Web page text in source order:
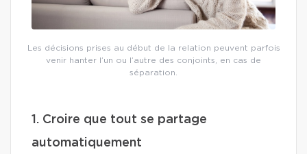
Les décisions prises au début de la relation peuvent parfois
venir hanter l’un ou l’autre des conjoints, en cas de
séparation.
1. Croire que tout se partage
automatiquement